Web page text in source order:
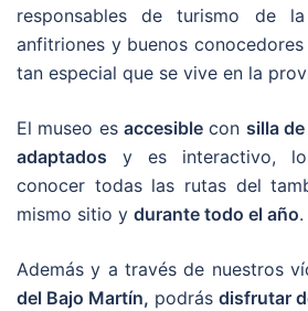
responsables de turismo de
anfitriones y buenos conocedores
tan especial que se vive en la
El museo es accesible con silla
adaptados y es interactivo,
conocer todas las rutas del
mismo sitio y durante todo el año.
Además y a través de nuestros
del Bajo Martín, podrás disfrutar